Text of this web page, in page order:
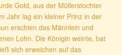
Gold, aus der Müllerstochter
Jahr lag ein kleiner Prinz in der
erschien das Männlein und
Lohn. Die Königin weinte, bat
sich erweichen auf das